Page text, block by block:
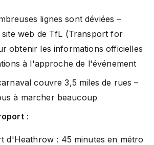
lignes sont déviées –
web de TfL (Transport for
obtenir les informations officielles
à l'approche de l'événement
couvre 3,5 miles de rues –
à marcher beaucoup
:
d'Heathrow : 45 minutes en métro